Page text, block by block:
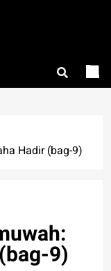
Hadir (bag-9)
9)